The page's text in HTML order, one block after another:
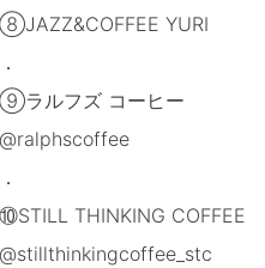
⑧JAZZ&COFFEE YURI
．
⑨ラルフズ コーヒー
@ralphscoffee
．
⑩STILL THINKING COFFEE
@stillthinkingcoffee_stc